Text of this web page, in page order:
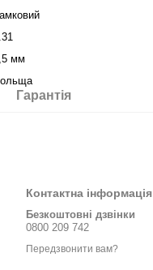
мм
Гарантія
Контактна інформація
Безкоштовні дзвінки
0800 209 742
Передзвонити вам?